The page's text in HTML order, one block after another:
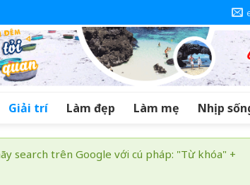
Giải trí Làm đẹp Làm mẹ Nhịp
search trên Google với cú pháp: "Từ khóa" +